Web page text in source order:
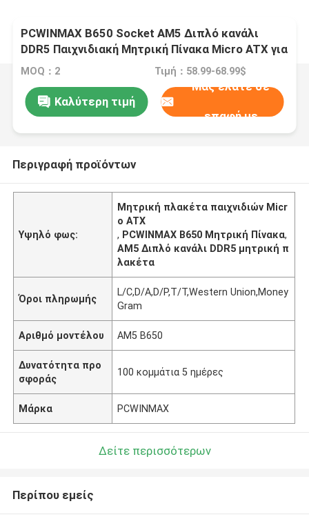
PCWINMAX B650 Socket AM5 Διπλό κανάλι
DDR5 Παιχνιδιακή Μητρική Πίνακα Micro ATX για
επεξεργαστές R7 R8 R9
MOQ：2 Τιμή：58.99-68.99$
Καλύτερη τιμή
Μας ελάτε σε
επαφή με
Περιγραφή προϊόντων
Υψηλό φως:
Μητρική πλακέτα παιχνιδιών Micr
o ATX
, PCWINMAX B650 Μητρική Πίνακα,
AM5 Διπλό κανάλι DDR5 μητρική π
λακέτα
Όροι πληρωμής
L/C,D/A,D/P,T/T,Western Union,Money
Gram
Αριθμό μοντέλου ΑΜ5 Β650
Δυνατότητα προ
σφοράς
100 κομμάτια 5 ημέρες
Μάρκα PCWINMAX
Δείτε περισσότερων
Περίπου εμείς